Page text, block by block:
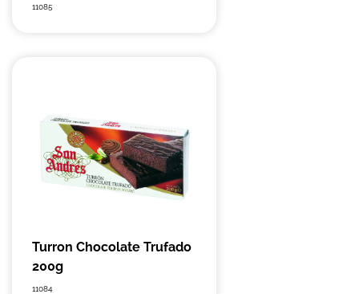
11085
Turron Chocolate Trufado
200g
11084